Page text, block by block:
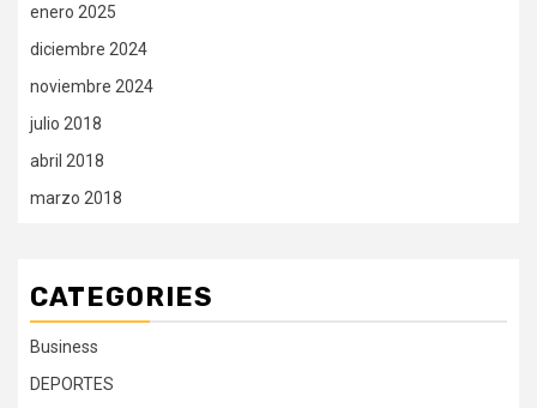
enero 2025
diciembre 2024
noviembre 2024
julio 2018
abril 2018
marzo 2018
CATEGORIES
Business
DEPORTES